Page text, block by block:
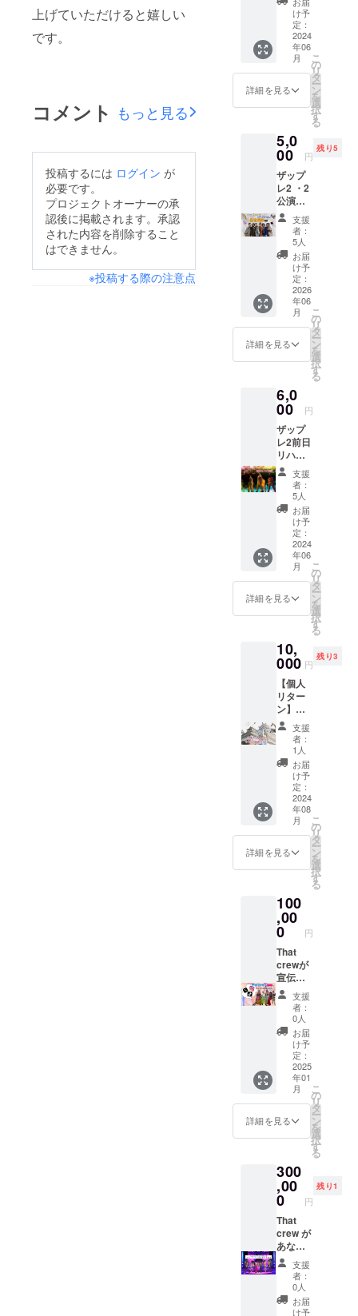
上げていただけると嬉しい
です。
コメント もっと見る
投稿するには ログイン が
必要です。
プロジェクトオーナーの承
認後に掲載されます。承認
された内容を削除すること
はできません。
※投稿する際の注意点
crewと
記念撮
影！
限定10
組（1組
2名ま
で）
5,000円
お手持
メラで
の撮影
・日
時：
2024年
6月16日
（日曜
日）1公
演目終
了後 ・
場所：
クレオ
大阪東
・支援
者様の
交通費
や滞在
費や滞
在費は
各自で
ご負担
くださ
い。 ・
支援者
様との
連絡方
法：詳
細は
メール
で連絡
しま
す。
け予
定：
2024
年06
月
詳細を見る
こ
の
リ
タ
ー
ン
を
選
択
す
る
5,0
00 円
残り5
ザップ
レ2 ・2
公演目
終演後
ステー
ジにて
That
crewと
記念撮
影！
限定10
組（1組
2名ま
で）
5,000円
お手持
メラで
の撮影
・日
時：
2024年
6月16日
（日曜
日）2公
演目終
了後 ・
場所：
クレオ
大阪東
・支援
者様の
交通費
や滞在
費や滞
在費は
各自で
ご負担
くださ
い。 ・
支援者
様との
連絡方
法：詳
細は
メール
で連絡
しま
す。
支援
者：
5人
お届
け予
定：
2026
年06
月
詳細を見る
こ
の
リ
タ
ー
ン
を
選
択
す
る
6,0
00 円
ザップ
レ2前日
リハご
招待 ・
日時：
2024年
6月15日
（土曜
日）
18:40-
20:10
・場
所：ク
レオ大
阪東 ・
支援者
通費や
滞在
費：支
援者様
の交通
費や滞
在費は
各自で
ご負担
くださ
い。 ・
支援者
様との
連絡方
法：詳
細は
メール
支援
者：
5人
お届
け予
定：
2024
年06
月
詳細を見る
こ
の
リ
タ
ー
ン
を
選
択
す
る
10,
000 円
残り3
【個人
リター
ン】ま
ちると
姫路ぶ
らりグ
ループ
えきそ
ばを食
べた
り、姫
路城神
社観光
をした
り、動
ニ遊園
地で遊
んだ
り！姫
路を好
きにな
ろう！
日程 ・
8/4
12:00〜
2時間目
日発生
する交
通費や
飲食費
につき
まして
は、別
途ご負
だきま
す。
支援
者：
1人
お届
け予
定：
2024
年08
月
詳細を見る
こ
の
リ
タ
ー
ン
を
選
択
す
る
100
,00
0 円
That
crewが
宣伝し
ます！
That
crewの
SNS(In
stagra
m,TikTo
k,X)で
あなた
の商品
を紹介
させて
いただ
きま
社の商
品を実
際に使
用して
いる様
子を
SNSで
紹介さ
せてい
ただき
ます。
（That
支援
者：
0人
お届
け予
定：
2025
年01
月
詳細を見る
こ
の
リ
タ
ー
ン
を
選
択
す
る
300
,00
0 円
残り1
That
crew が
あなた
の為に
パ
フォー
マンス
しに行
支援
者：
0人
お届
け予